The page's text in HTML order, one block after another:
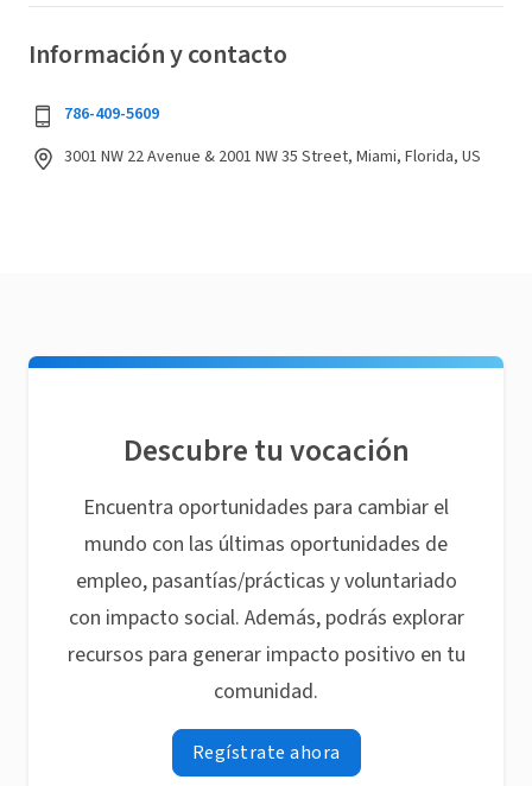
Información y contacto
786-409-5609
3001 NW 22 Avenue & 2001 NW 35 Street, Miami, Florida, US
Descubre tu vocación
Encuentra oportunidades para cambiar el
mundo con las últimas oportunidades de
empleo, pasantías/prácticas y voluntariado
con impacto social. Además, podrás explorar
recursos para generar impacto positivo en tu
comunidad.
Regístrate ahora